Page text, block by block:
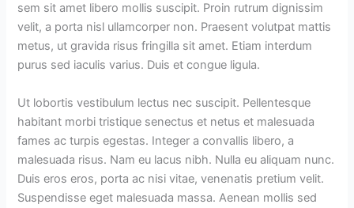
sem sit amet libero mollis suscipit. Proin rutrum dignissim
velit, a porta nisl ullamcorper non. Praesent volutpat mattis
metus, ut gravida risus fringilla sit amet. Etiam interdum
purus sed iaculis varius. Duis et congue ligula.
Ut lobortis vestibulum lectus nec suscipit. Pellentesque
habitant morbi tristique senectus et netus et malesuada
fames ac turpis egestas. Integer a convallis libero, a
malesuada risus. Nam eu lacus nibh. Nulla eu aliquam nunc.
Duis eros eros, porta ac nisi vitae, venenatis pretium velit.
Suspendisse eget malesuada massa. Aenean mollis sed